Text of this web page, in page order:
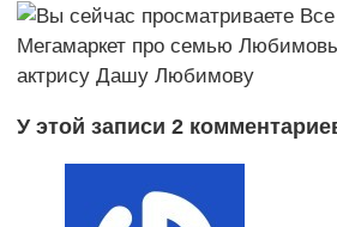
У этой записи 2